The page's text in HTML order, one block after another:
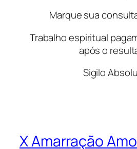
Marque sua
Trabalho espiritual
após o
Sigilo
X Amarração